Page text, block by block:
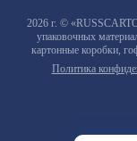
2026 г. ©
упаковочных
картонные коробки,
Политика